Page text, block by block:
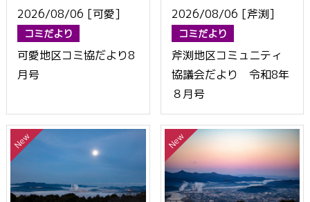
2026/08/06 [可愛]
コミだより
可愛地区コミ協だより8
月号
2026/08/06 [斧渕]
コミだより
斧渕地区コミュニティ
協議会だより 令和8年
８月号